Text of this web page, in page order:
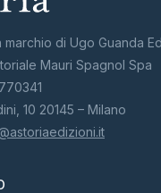
marchio di Ugo Guanda
Mauri Spagnol Spa
10 20145 – Milano